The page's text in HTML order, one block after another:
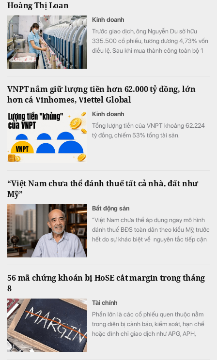
Hoàng Thị Loan
Kinh doanh
Trước giao dịch, ông Nguyễn Du sở hữu
335.500 cổ phiếu, tương đương 4,73% vốn
điều lệ. Sau khi mua thành công toàn bộ 1
VNPT nắm giữ lượng tiền hơn 62.000 tỷ đồng, lớn
hơn cả Vinhomes, Viettel Global
Kinh doanh
Tổng lượng tiền của VNPT khoảng 62.224
tỷ đồng, chiếm 53% tổng tài sản.
“Việt Nam chưa thể đánh thuế tất cả nhà, đất như
Mỹ”
Bất động sản
“Việt Nam chưa thể áp dụng ngay mô hình
đánh thuế BĐS toàn dân theo kiểu Mỹ, trước
hết do sự khác biệt về nguyên tắc tiếp cận
56 mã chứng khoán bị HoSE cắt margin trong tháng
8
Tài chính
Phần lớn là các cổ phiếu quen thuộc nằm
trong diện bị cảnh báo, kiểm soát, hạn chế
hoặc đình chỉ giao dịch như APG, APH,